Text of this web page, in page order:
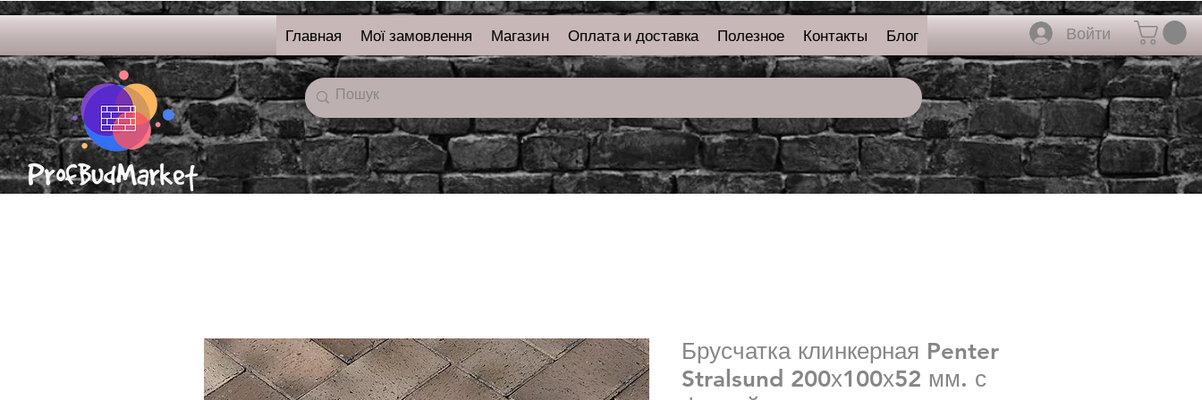
онлайн-магазин
строительных
материалов
Главная Мої замовлення Магазин Оплата и доставка Полезное Контакты Блог Войти
Брусчатка клинкерная Penter
Stralsund 200х100х52 мм. с